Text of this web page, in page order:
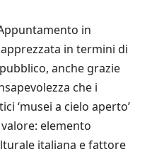
in
in termini di
anche grazie
che i
‘musei a cielo aperto’
elemento
italiana e fattore